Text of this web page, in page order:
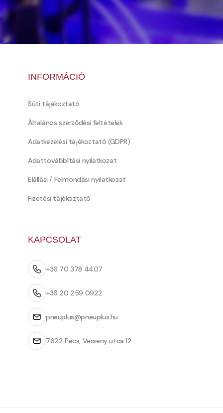
INFORMÁCIÓ
Süti tájékoztató
Általános szerződési feltételek
Adatkezelési tájékoztató (GDPR)
Adattovábbítási nyilatkozat
Elállási / Felmondási nyilatkozat
Fizetési tájékoztató
KAPCSOLAT
+36 70 378 4407
+36 20 259 0922
pneuplus@pneuplus.hu
7622 Pécs, Verseny utca 12.